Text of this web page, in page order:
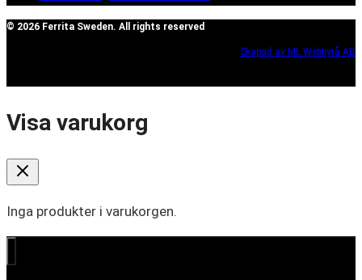
© 2026 Ferrita Sweden. All rights reserved
Skapad av ML Webbyrå AB
Visa varukorg
Inga produkter i varukorgen.